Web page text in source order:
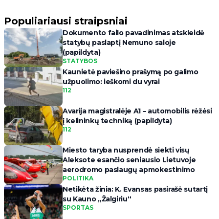
Populiariausi straipsniai
Dokumento failo pavadinimas atskleidė
statybų paslaptį Nemuno saloje
(papildyta)
STATYBOS
Kaunietė paviešino prašymą po galimo
užpuolimo: ieškomi du vyrai
112
Avarija magistralėje A1 – automobilis rėžėsi
į kelininkų techniką (papildyta)
112
Miesto taryba nusprendė siekti visų
Aleksote esančio seniausio Lietuvoje
aerodromo paslaugų apmokestinimo
POLITIKA
Netikėta žinia: K. Evansas pasirašė sutartį
su Kauno „Žalgiriu“
SPORTAS